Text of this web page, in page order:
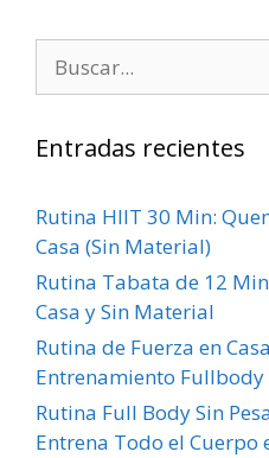
Entradas recientes
Rutina HIIT 30 Min:
Casa (Sin Material)
Rutina Tabata de 12
Casa y Sin Material
Rutina de Fuerza en
Entrenamiento
Rutina Full Body Sin
Entrena Todo el Cuerpo